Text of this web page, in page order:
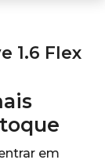
1.6 Flex
em